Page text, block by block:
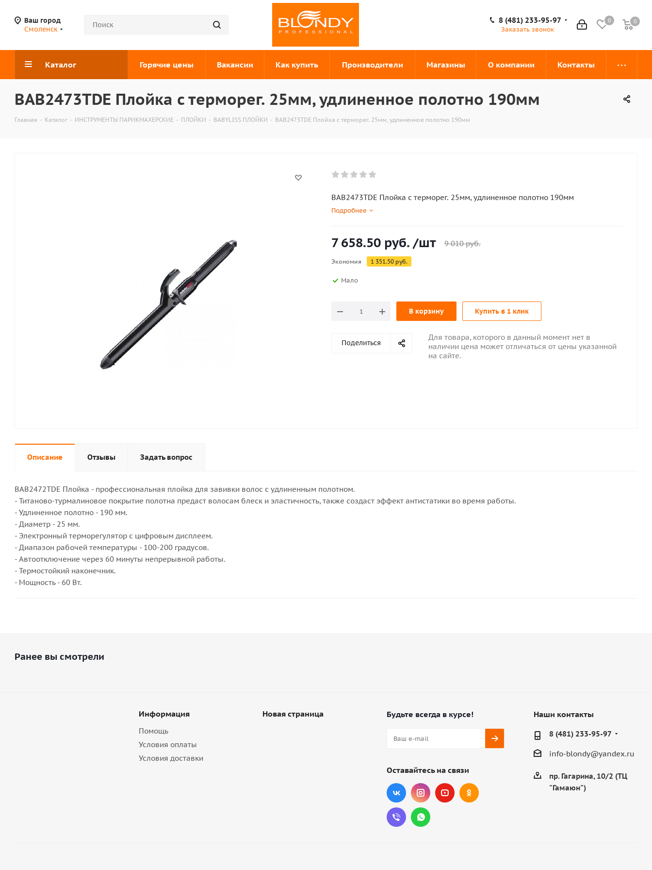
Ваш город
Смоленск
0 0
0
8 (481) 233-95-97
Заказать звонок
Каталог Горячие цены Вакансии Как купить Производители Магазины О компании Контакты
BAB2473ТDE Плойка с терморег. 25мм, удлиненное полотно 190мм
Главная - Каталог - ИНСТРУМЕНТЫ ПАРИКМАХЕРСКИЕ - ПЛОЙКИ - BABYLISS ПЛОЙКИ - BAB2473ТDE Плойка с терморег. 25мм, удлиненное полотно 190мм
BAB2473ТDE Плойка с терморег. 25мм, удлиненное полотно 190мм
Подробнее
7 658.50 руб. /шт 9 010руб.
Экономия 1 351.50 руб.
Мало
В корзину Купить в 1 клик
Поделиться
Для товара, которого в данный момент нет в
наличии цена может отличаться от цены указанной
на сайте.
Описание Отзывы Задать вопрос
BAB2472ТDE Плойка - профессиональная плойка для завивки волос с удлиненным полотном.
- Титаново-турмалиновое покрытие полотна предаст волосам блеск и эластичность, также создаст эффект антистатики во время работы.
- Удлиненное полотно - 190 мм.
- Диаметр - 25 мм.
- Электронный терморегулятор с цифровым дисплеем.
- Диапазон рабочей температуры - 100-200 градусов.
- Автоотключение через 60 минуты непрерывной работы.
- Термостойкий наконечник.
- Мощность - 60 Вт.
Ранее вы смотрели
Информация
Помощь
Условия оплаты
Условия доставки
Новая страница Будьте всегда в курсе!
Оставайтесь на связи
Наши контакты
8 (481) 233-95-97
info-blondy@yandex.ru
пр. Гагарина, 10/2 (ТЦ
"Гамаюн")